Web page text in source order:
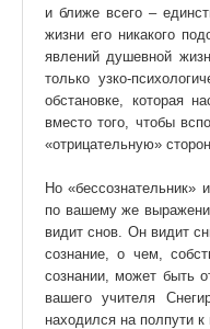
и ближе всего –
жизни его никакого
явлений душевной
только узко-
обстановке, которая
вместо того, чтобы
«отрицательную»
Но «бессознательник»
по вашему же
видит снов. Он видит
сознание, о чем,
сознании, может быть
вашего учителя
находился на полпути